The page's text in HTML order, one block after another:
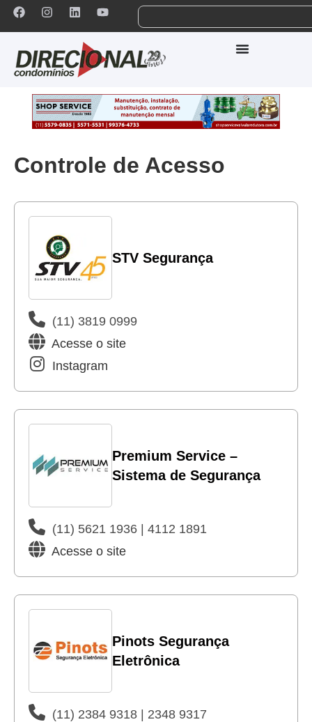
Controle de Acesso
STV Segurança
(11) 3819 0999
Acesse o site
Instagram
Premium Service –
Sistema de Segurança
(11) 5621 1936 | 4112 1891
Acesse o site
Pinots Segurança
Eletrônica
(11) 2384 9318 | 2348 9317